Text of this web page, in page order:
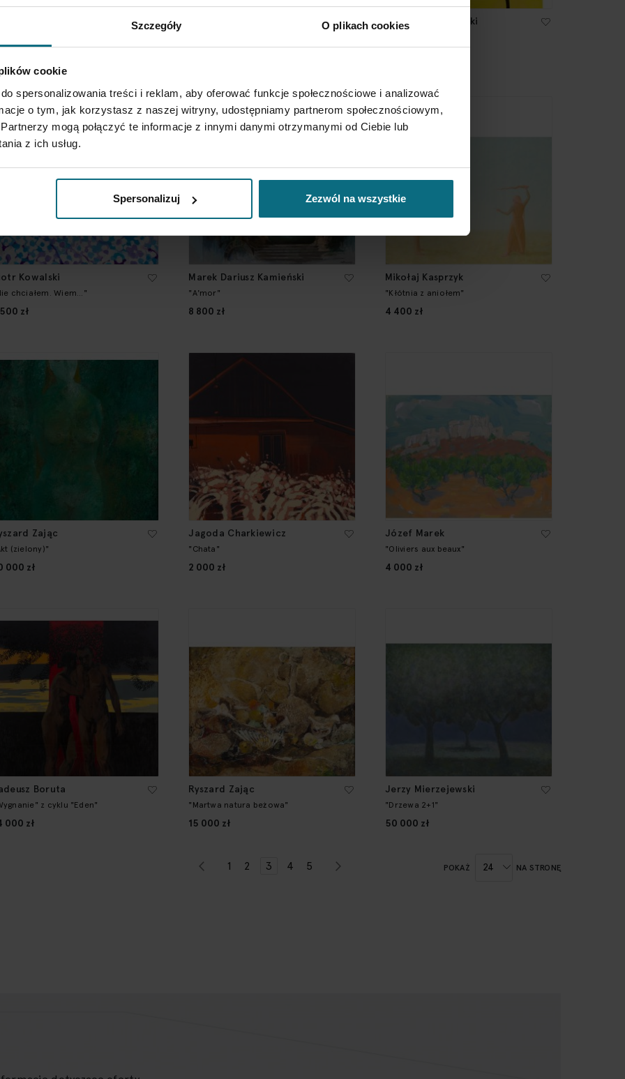
Szczegóły O plikach cookies
cookie
spersonalizowania treści i reklam, aby oferować funkcje społecznościowe i analizować
o tym, jak korzystasz z naszej witryny, udostępniamy partnerom społecznościowym,
mogą połączyć te informacje z innymi danymi otrzymanymi od Ciebie lub
z ich usług.
Spersonalizuj Zezwól na wszystkie
Ryszard Zieliński "Jurry" Krzysztof Dudziński
Kowalski
chciałem. Wiem..."
zł
Marek Dariusz Kamieński
"A'mor"
8 800 zł
Mikołaj Kasprzyk
"Kłótnia z aniołem"
4 400 zł
Zając
(zielony)"
000 zł
Jagoda Charkiewicz
"Chata"
2 000 zł
Józef Marek
"Oliviers aux beaux"
4 000 zł
Boruta
z cyklu "Eden"
000 zł
Ryszard Zając
"Martwa natura beżowa"
15 000 zł
Jerzy Mierzejewski
"Drzewa 2+1"
50 000 zł
StronaStrona
Poprzednie
Strona
1 Strona
2 Aktualnie czytasz stronę
3 Strona
4 Strona
5 POKAŻ NA STRONĘ